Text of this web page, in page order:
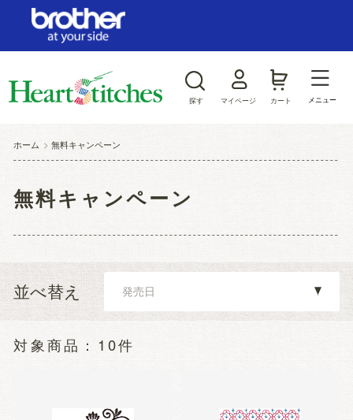
探す マイページ カート メニュー
ホーム >無料キャンペーン
無料キャンペーン
並べ替え
10件
ログイン/新規会員登録